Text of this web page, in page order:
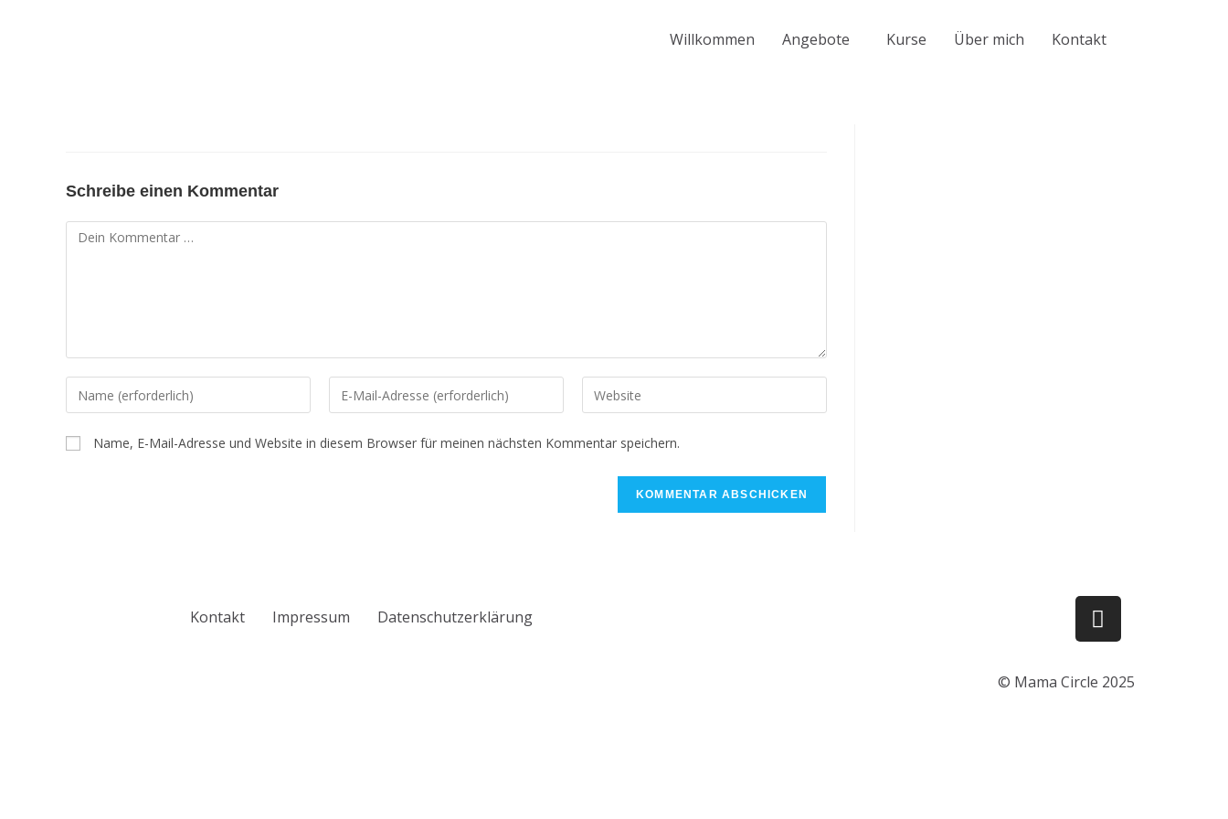
Willkommen Angebote Kurse Über mich Kontakt
Schreibe einen Kommentar
Name, E-Mail-Adresse und Website in diesem Browser für meinen nächsten Kommentar speichern.
Kontakt Impressum Datenschutzerklärung
© Mama Circle 2025